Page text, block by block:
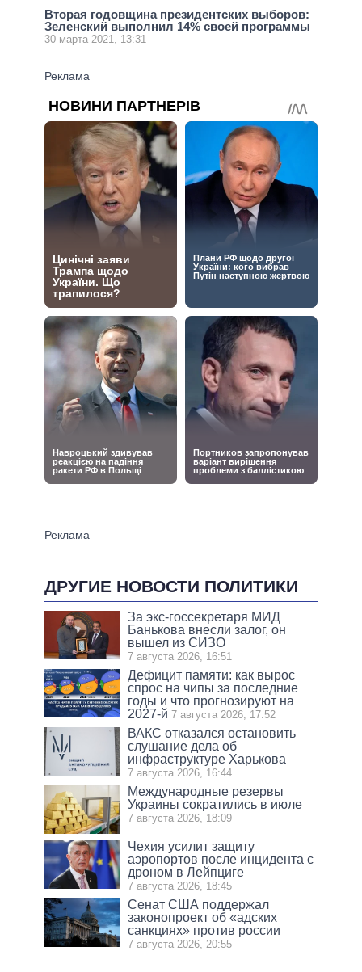
Вторая годовщина президентских выборов:
Зеленский выполнил 14% своей программы
30 марта 2021, 13:31
ДРУГИЕ НОВОСТИ ПОЛИТИКИ
За экс-госсекретаря МИД
Банькова внесли залог, он
вышел из СИЗО
7 августа 2026, 16:51
Дефицит памяти: как вырос
спрос на чипы за последние
годы и что прогнозируют на
2027-й 7 августа 2026, 17:52
ВАКС отказался остановить
слушание дела об
инфраструктуре Харькова
7 августа 2026, 16:44
Международные резервы
Украины сократились в июле
7 августа 2026, 18:09
Чехия усилит защиту
аэропортов после инцидента с
дроном в Лейпциге
7 августа 2026, 18:45
Сенат США поддержал
законопроект об «адских
санкциях» против россии
7 августа 2026, 20:55